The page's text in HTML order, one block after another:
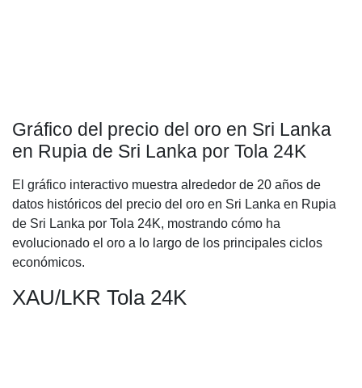
Gráfico del precio del oro en Sri Lanka
en Rupia de Sri Lanka por Tola 24K
El gráfico interactivo muestra alrededor de 20 años de
datos históricos del precio del oro en Sri Lanka en Rupia
de Sri Lanka por Tola 24K, mostrando cómo ha
evolucionado el oro a lo largo de los principales ciclos
económicos.
XAU/LKR Tola 24K